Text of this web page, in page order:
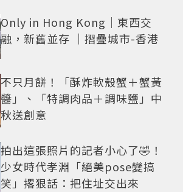
Only in Hong Kong｜東西交
融，新舊並存 ｜摺疊城市-香港
不只月餅！「酥炸軟殼蟹＋蟹黃
醬」、「特調肉品＋調味鹽」中
秋送創意
拍出這張照片的記者小心了🤣！
少女時代孝淵「絕美pose變搞
笑」撂狠話：把住址交出來